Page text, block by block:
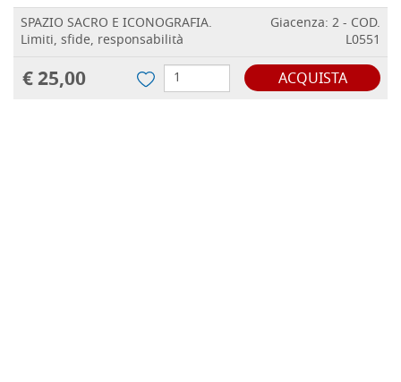
SPAZIO SACRO E ICONOGRAFIA.
Limiti, sfide, responsabilità
Giacenza: 2 - COD.
L0551
€ 25,00 ACQUISTA